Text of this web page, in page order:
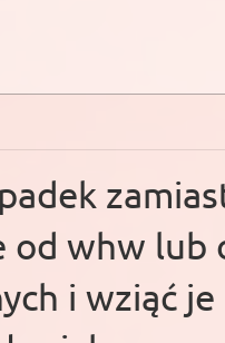
od whw
i wziąć